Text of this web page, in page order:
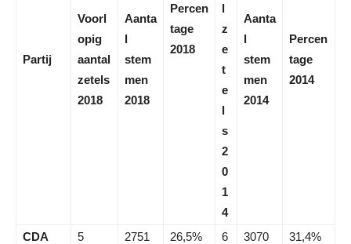
Partij
Voorl
opig
aantal
zetels
2018
Aanta
l
stem
men
2018
Percen
tage
2018
l
z
e
t
e
l
s
2
0
1
4
Aanta
l
stem
men
2014
Percen
tage
2014
CDA 5 2751 26,5% 6 3070
31,4%